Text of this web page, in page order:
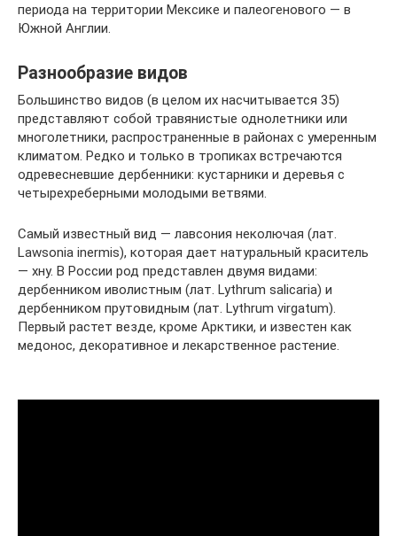
периода на территории Мексике и палеогенового — в
Южной Англии.
Разнообразие видов
Большинство видов (в целом их насчитывается 35)
представляют собой травянистые однолетники или
многолетники, распространенные в районах с умеренным
климатом. Редко и только в тропиках встречаются
одревесневшие дербенники: кустарники и деревья с
четырехреберными молодыми ветвями.
Самый известный вид — лавсония неколючая (лат.
Lawsonia inermis), которая дает натуральный краситель
— хну. В России род представлен двумя видами:
дербенником иволистным (лат. Lythrum salicaria) и
дербенником прутовидным (лат. Lythrum virgatum).
Первый растет везде, кроме Арктики, и известен как
медонос, декоративное и лекарственное растение.